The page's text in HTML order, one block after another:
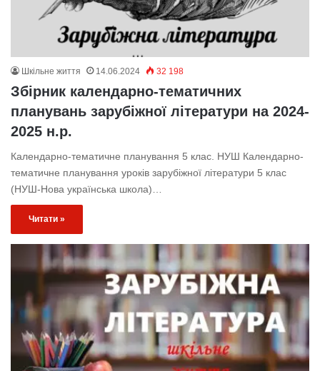
Шкільне життя 14.06.2024 32 198
Збірник календарно-тематичних
планувань зарубіжної літератури на 2024-
2025 н.р.
Календарно-тематичне планування 5 клас. НУШ Календарно-
тематичне планування уроків зарубіжної літератури 5 клас
(НУШ-Нова українська школа)…
Читати »